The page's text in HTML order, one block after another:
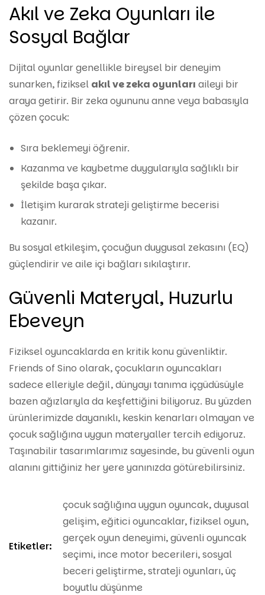
Akıl ve Zeka Oyunları ile
Sosyal Bağlar
Dijital oyunlar genellikle bireysel bir deneyim
sunarken, fiziksel akıl ve zeka oyunları aileyi bir
araya getirir. Bir zeka oyununu anne veya babasıyla
çözen çocuk:
Sıra beklemeyi öğrenir.
Kazanma ve kaybetme duygularıyla sağlıklı bir
şekilde başa çıkar.
İletişim kurarak strateji geliştirme becerisi
kazanır.
Bu sosyal etkileşim, çocuğun duygusal zekasını (EQ)
güçlendirir ve aile içi bağları sıkılaştırır.
Güvenli Materyal, Huzurlu
Ebeveyn
Fiziksel oyuncaklarda en kritik konu güvenliktir.
Friends of Sino olarak, çocukların oyuncakları
sadece elleriyle değil, dünyayı tanıma içgüdüsüyle
bazen ağızlarıyla da keşfettiğini biliyoruz. Bu yüzden
ürünlerimizde dayanıklı, keskin kenarları olmayan ve
çocuk sağlığına uygun materyaller tercih ediyoruz.
Taşınabilir tasarımlarımız sayesinde, bu güvenli oyun
alanını gittiğiniz her yere yanınızda götürebilirsiniz.
Etiketler:
çocuk sağlığına uygun oyuncak,duyusal
gelişim,eğitici oyuncaklar, fiziksel oyun,
gerçek oyun deneyimi,güvenli oyuncak
seçimi, ince motor becerileri,sosyal
beceri geliştirme,strateji oyunları,üç
boyutlu düşünme